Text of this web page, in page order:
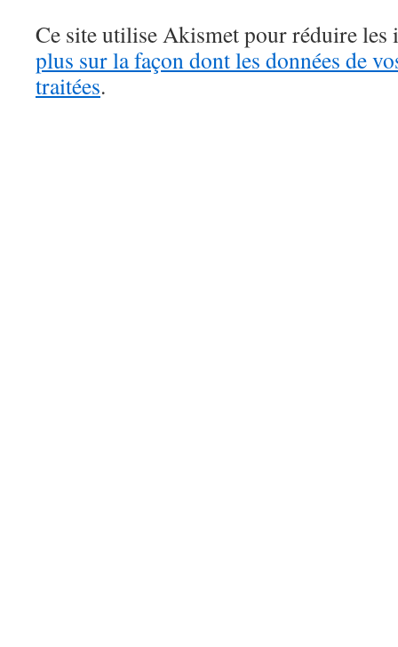
Ce site utilise Akismet pour réduire les
plus sur la façon dont les données de
traitées.